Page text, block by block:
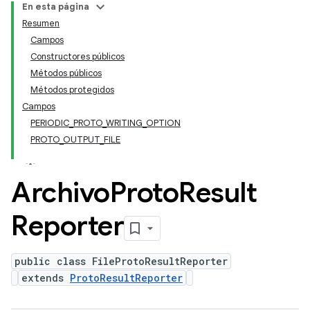
En esta página
Resumen
Campos
Constructores públicos
Métodos públicos
Métodos protegidos
Campos
PERIODIC_PROTO_WRITING_OPTION
PROTO_OUTPUT_FILE
ArchivoProtoResult
Reporter
public class FileProtoResultReporter
extends ProtoResultReporter